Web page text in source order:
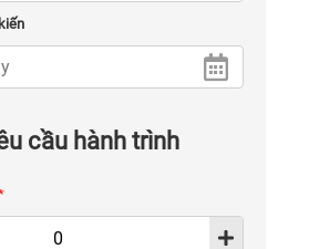
cầu hành trình